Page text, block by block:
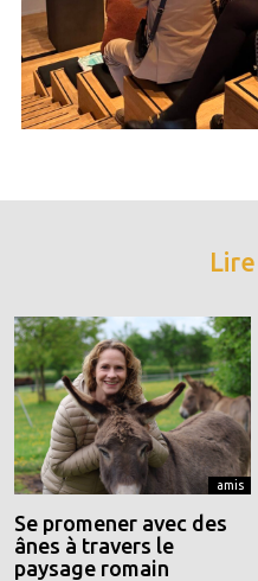
amis
Se promener avec des
ânes à travers le
paysage romain